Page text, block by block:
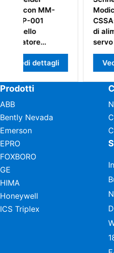
Modicon MC-
CSSA-025 Cavo
di alimentazione
servo
Vedi dettagli
Prodotti
ABB
Bently Nevada
Emerson
EPRO
FOXBORO
GE
HIMA
Honeywell
ICS Triplex